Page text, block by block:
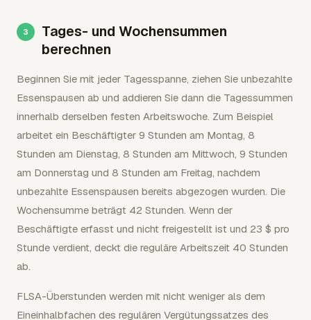
Tages- und Wochensummen
berechnen
Beginnen Sie mit jeder Tagesspanne, ziehen Sie unbezahlte
Essenspausen ab und addieren Sie dann die Tagessummen
innerhalb derselben festen Arbeitswoche. Zum Beispiel
arbeitet ein Beschäftigter 9 Stunden am Montag, 8
Stunden am Dienstag, 8 Stunden am Mittwoch, 9 Stunden
am Donnerstag und 8 Stunden am Freitag, nachdem
unbezahlte Essenspausen bereits abgezogen wurden. Die
Wochensumme beträgt 42 Stunden. Wenn der
Beschäftigte erfasst und nicht freigestellt ist und 23 $ pro
Stunde verdient, deckt die reguläre Arbeitszeit 40 Stunden
ab.
FLSA-Überstunden werden mit nicht weniger als dem
Eineinhalbfachen des regulären Vergütungssatzes des